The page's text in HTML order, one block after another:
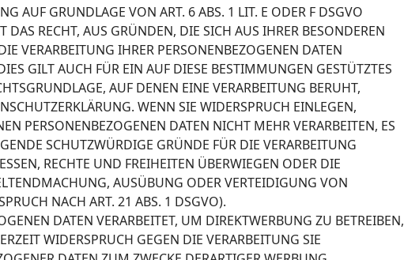
AUF GRUNDLAGE VON ART. 6 ABS. 1 LIT. E ODER F DSGVO
DAS RECHT, AUS GRÜNDEN, DIE SICH AUS IHRER BESONDEREN
VERARBEITUNG IHRER PERSONENBEZOGENEN DATEN
GILT AUCH FÜR EIN AUF DIESE BESTIMMUNGEN GESTÜTZTES
AUF DENEN EINE VERARBEITUNG BERUHT,
WENN SIE WIDERSPRUCH EINLEGEN,
PERSONENBEZOGENEN DATEN NICHT MEHR VERARBEITEN, ES
SCHUTZWÜRDIGE GRÜNDE FÜR DIE VERARBEITUNG
RECHTE UND FREIHEITEN ÜBERWIEGEN ODER DIE
AUSÜBUNG ODER VERTEIDIGUNG VON
NACH ART. 21 ABS. 1 DSGVO).
DATEN VERARBEITET, UM DIREKTWERBUNG ZU BETREIBEN,
WIDERSPRUCH GEGEN DIE VERARBEITUNG SIE